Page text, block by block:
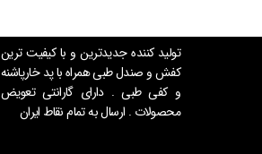
تولید کننده جدیدترین و با کیفیت ترین
کفش و صندل طبی همراه با پد خارپاشنه
و کفی طبی . دارای گارانتی تعویض
محصولات . ارسال به تمام نقاط ایران